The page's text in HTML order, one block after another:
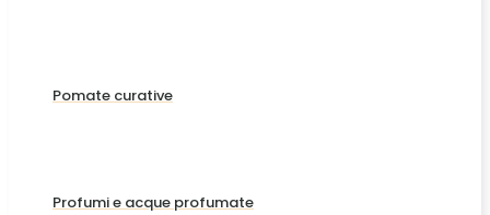
Pomate curative
Profumi e acque profumate